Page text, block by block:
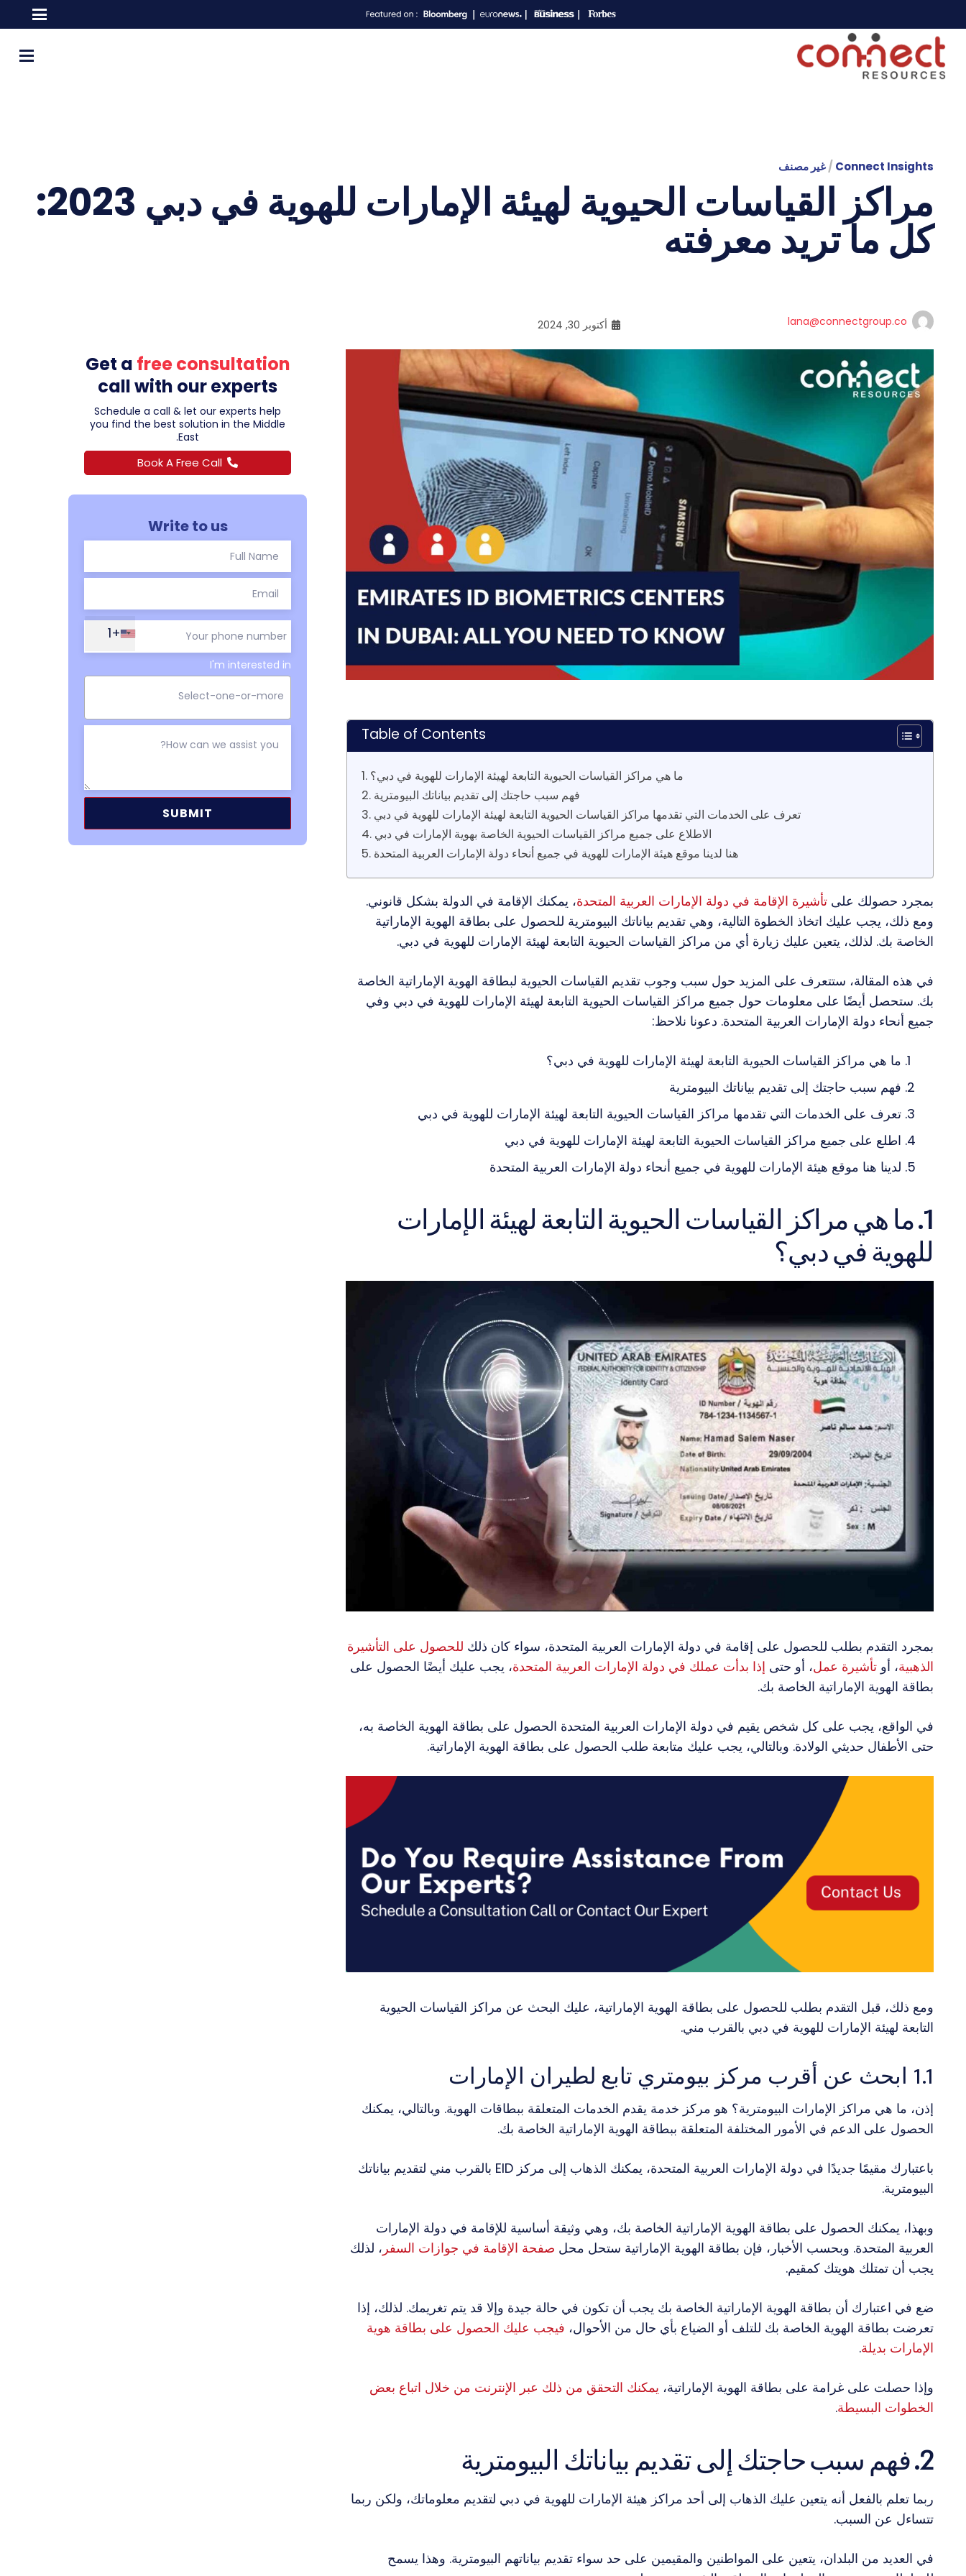
Connect Insights
/غير مصنف
مراكز القياسات الحيوية لهيئة الإمارات للهوية في دبي 2023:
كل ما تريد معرفته
lana@connectgroup.co أكتوبر 30, 2024
Table of Contents
1. ما هي مراكز القياسات الحيوية التابعة لهيئة الإمارات للهوية في دبي؟
2. فهم سبب حاجتك إلى تقديم بياناتك البيومترية
3. تعرف على الخدمات التي تقدمها مراكز القياسات الحيوية التابعة لهيئة الإمارات للهوية في دبي
4. الاطلاع على جميع مراكز القياسات الحيوية الخاصة بهوية الإمارات في دبي
5. هنا لدينا موقع هيئة الإمارات للهوية في جميع أنحاء دولة الإمارات العربية المتحدة
بمجرد حصولك على تأشيرة الإقامة في دولة الإمارات العربية المتحدة، يمكنك الإقامة في الدولة بشكل قانوني.
ومع ذلك، يجب عليك اتخاذ الخطوة التالية، وهي تقديم بياناتك البيومترية للحصول على بطاقة الهوية الإماراتية
الخاصة بك. لذلك، يتعين عليك زيارة أي من مراكز القياسات الحيوية التابعة لهيئة الإمارات للهوية في دبي.
في هذه المقالة، ستتعرف على المزيد حول سبب وجوب تقديم القياسات الحيوية لبطاقة الهوية الإماراتية الخاصة
بك. ستحصل أيضًا على معلومات حول جميع مراكز القياسات الحيوية التابعة لهيئة الإمارات للهوية في دبي وفي
جميع أنحاء دولة الإمارات العربية المتحدة. دعونا نلاحظ:
ما هي مراكز القياسات الحيوية التابعة لهيئة الإمارات للهوية في دبي؟
فهم سبب حاجتك إلى تقديم بياناتك البيومترية
تعرف على الخدمات التي تقدمها مراكز القياسات الحيوية التابعة لهيئة الإمارات للهوية في دبي
اطلع على جميع مراكز القياسات الحيوية التابعة لهيئة الإمارات للهوية في دبي
لدينا هنا موقع هيئة الإمارات للهوية في جميع أنحاء دولة الإمارات العربية المتحدة
1. ما هي مراكز القياسات الحيوية التابعة لهيئة الإمارات
للهوية في دبي؟
بمجرد التقدم بطلب للحصول على إقامة في دولة الإمارات العربية المتحدة، سواء كان ذلك للحصول على التأشيرة
الذهبية، أو تأشيرة عمل، أو حتى إذا بدأت عملك في دولة الإمارات العربية المتحدة، يجب عليك أيضًا الحصول على
بطاقة الهوية الإماراتية الخاصة بك.
في الواقع، يجب على كل شخص يقيم في دولة الإمارات العربية المتحدة الحصول على بطاقة الهوية الخاصة به،
حتى الأطفال حديثي الولادة. وبالتالي، يجب عليك متابعة طلب الحصول على بطاقة الهوية الإماراتية.
ومع ذلك، قبل التقدم بطلب للحصول على بطاقة الهوية الإماراتية، عليك البحث عن مراكز القياسات الحيوية
التابعة لهيئة الإمارات للهوية في دبي بالقرب مني.
1.1 ابحث عن أقرب مركز بيومتري تابع لطيران الإمارات
إذن، ما هي مراكز الإمارات البيومترية؟ هو مركز خدمة يقدم الخدمات المتعلقة ببطاقات الهوية. وبالتالي، يمكنك
الحصول على الدعم في الأمور المختلفة المتعلقة ببطاقة الهوية الإماراتية الخاصة بك.
باعتبارك مقيمًا جديدًا في دولة الإمارات العربية المتحدة، يمكنك الذهاب إلى مركز EID بالقرب مني لتقديم بياناتك
البيومترية.
وبهذا، يمكنك الحصول على بطاقة الهوية الإماراتية الخاصة بك، وهي وثيقة أساسية للإقامة في دولة الإمارات
العربية المتحدة. وبحسب الأخبار، فإن بطاقة الهوية الإماراتية ستحل محل صفحة الإقامة في جوازات السفر ، لذلك
يجب أن تمتلك هويتك كمقيم.
ضع في اعتبارك أن بطاقة الهوية الإماراتية الخاصة بك يجب أن تكون في حالة جيدة وإلا قد يتم تغريمك. لذلك، إذا
تعرضت بطاقة الهوية الخاصة بك للتلف أو الضياع بأي حال من الأحوال، فيجب عليك الحصول على بطاقة هوية
الإمارات بديلة.
وإذا حصلت على غرامة على بطاقة الهوية الإماراتية، يمكنك التحقق من ذلك عبر الإنترنت من خلال اتباع بعض
الخطوات البسيطة.
2. فهم سبب حاجتك إلى تقديم بياناتك البيومترية
ربما تعلم بالفعل أنه يتعين عليك الذهاب إلى أحد مراكز هيئة الإمارات للهوية في دبي لتقديم معلوماتك، ولكن ربما
تتساءل عن السبب.
في العديد من البلدان، يتعين على المواطنين والمقيمين على حد سواء تقديم بياناتهم البيومترية. وهذا يسمح
Get a free consultation
call with our experts
Schedule a call & let our experts help
you find the best solution in the Middle
East.
Book A Free Call
Write to us
+1
I'm interested in